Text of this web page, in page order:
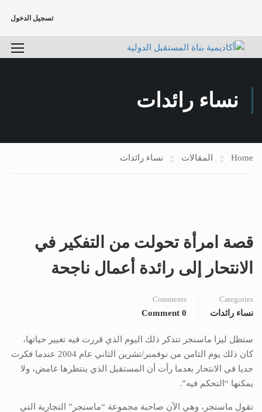
تسجيل الدخول
نساء رائدات
Home المقالات نساء رائدات
قصة امرأة تحولت من التفكير في
الانتحار إلى رائدة أعمال ناجحة
Categories
نساء رائدات
Comments
0 Comment
ستظل ليزا ماسنجر تتذكر ذلك اليوم الذي قررت فيه تغيير حياتها،
كان ذلك يوم الثامن من نوفمبر/تشرين الثاني عام 2004 عندما فكرت
جديا في الانتحار بعدما رأت أن المستقبل الذي ينتظرها غامض، ولا
يمكنها “التحكم فيه”.
تقول ماسنجر، وهي الآن صاحبة مجموعة “ماسنجر” التجارية التي